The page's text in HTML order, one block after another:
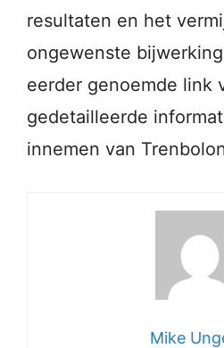
resultaten en het
ongewenste
eerder genoemde link
gedetailleerde
innemen van
Mike